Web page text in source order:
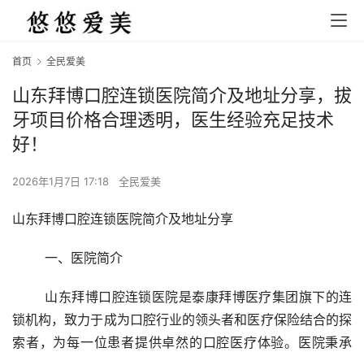
首页 全民爱美
山东拜博口腔连锁医院简介及地址分享，拔
牙项目价格合理透明，医生经验充足技术
好！
2026年1月7日 17:18 全民爱美
山东拜博口腔连锁医院简介及地址分享
	一、医院简介
锁机构，致力于成为口腔行业的领头者和医疗保险结合的探
索者，为每一位患者提供卓然的口腔医疗体验。医院秉承